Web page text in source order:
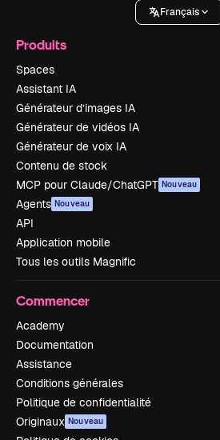
Français
Produits
Spaces
Assistant IA
Générateur d’images IA
Générateur de vidéos IA
Générateur de voix IA
Contenu de stock
MCP pour Claude/ChatGPT Nouveau
Agents Nouveau
API
Application mobile
Tous les outils Magnific
Commencer
Academy
Documentation
Assistance
Conditions générales
Politique de confidentialité
Originaux Nouveau